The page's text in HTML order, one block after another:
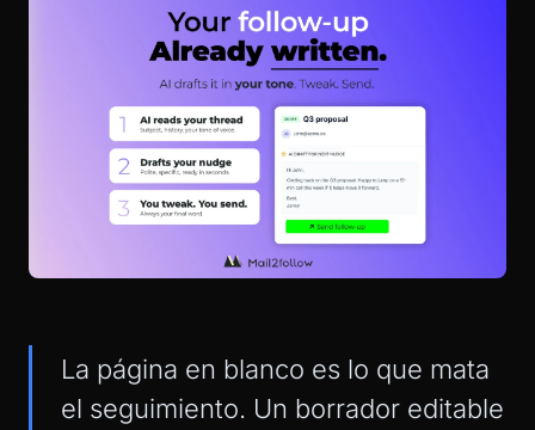
La página en blanco es lo que mata
el seguimiento. Un borrador editable